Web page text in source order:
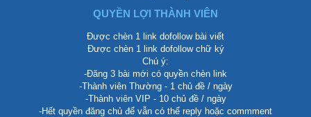
QUYỀN LỢI THÀNH VIÊN
Được chèn 1 link dofollow bài viết
Được chèn 1 link dofollow chữ ký
Chú ý:
-Đăng 3 bài mới có quyền chèn link
-Thành viên Thường - 1 chủ đề / ngày
-Thành viên VIP - 10 chủ đề / ngày
-Hết quyền đăng chủ để vẫn có thể reply hoặc commment